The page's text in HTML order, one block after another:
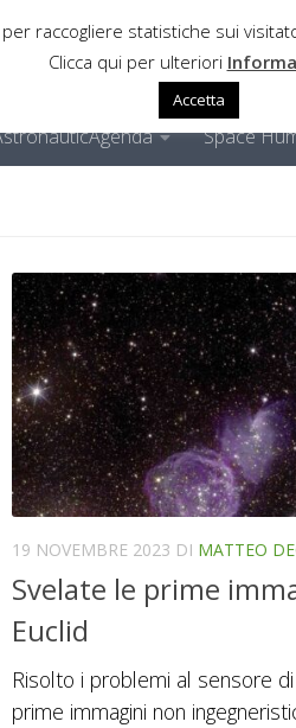
Space
19 NOVEMBRE 2023 DI MATTEO
Svelate le prime
Euclid
Risolto i problemi al sensore
prime immagini non
raccogliere statistiche sui
Clicca qui per ulteriori
Accetta